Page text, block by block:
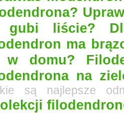
gubi liście?
ma
w domu?
na
są najlepsze